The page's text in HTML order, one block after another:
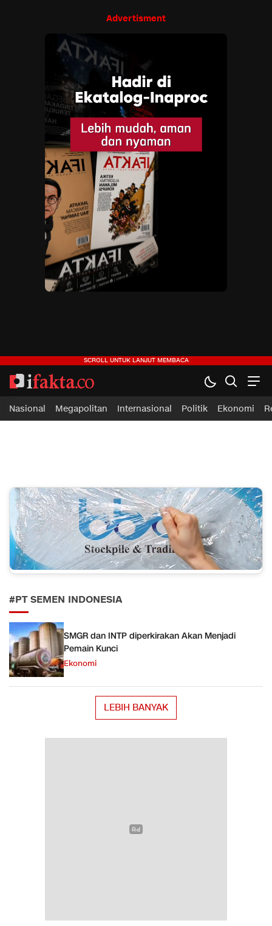
Advertisment
ifakta.co
#pastibenar
Nasional Megapolitan Internasional Politik Ekonomi
#PT SEMEN INDONESIA
SMGR dan INTP diperkirakan Akan Menjadi
Pemain Kunci
Ekonomi
LEBIH BANYAK